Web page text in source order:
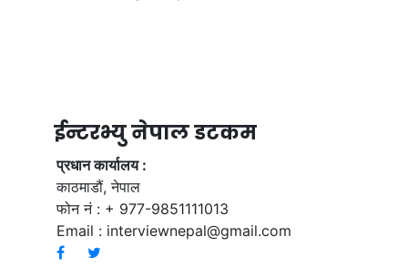
ईन्टरभ्यु नेपाल डटकम
प्रधान कार्यालय :
काठमाडौं, नेपाल
फोन नं : + 977-9851111013
Email : interviewnepal@gmail.com